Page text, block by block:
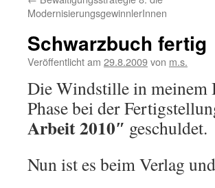
ModernisierungsgewinnlerInnen
Schwarzbuch fertig
Veröffentlicht am 29.8.2009von m.s.
Die Windstille in meinem
Phase bei der
Arbeit 2010″ geschuldet.
Nun ist es beim Verlag